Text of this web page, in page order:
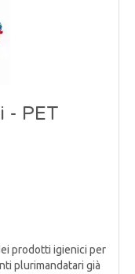
- PET
prodotti igienici per
plurimandatari già